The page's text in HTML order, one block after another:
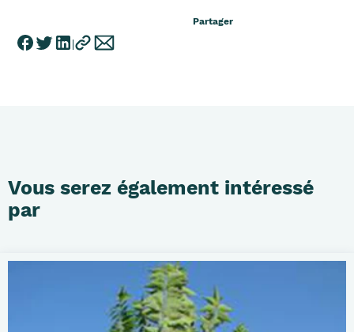
Partager
Vous serez également intéressé
par